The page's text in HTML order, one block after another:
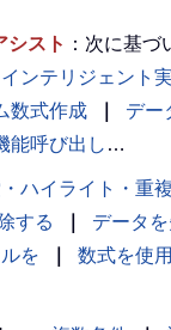
シスト ：次に基
インテリジェント
数式作成
デー
能呼び出し …
ハイライト・重
する
データ
を
数式を使